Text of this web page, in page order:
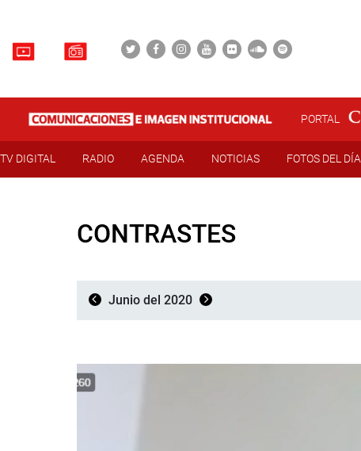
PORTAL
TV DIGITAL RADIO AGENDA NOTICIAS FOTOS DEL DÍA
CONTRASTES
Junio del 2020